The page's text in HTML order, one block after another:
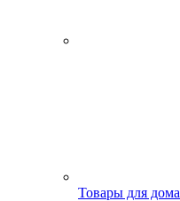
Товары для дома